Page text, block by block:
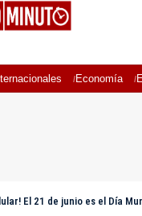
Economía
El 21 de junio es el Día